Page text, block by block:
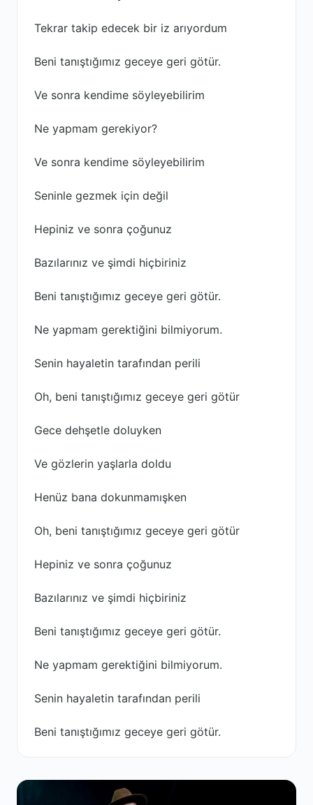
Tekrar takip edecek bir iz arıyordum
Beni tanıştığımız geceye geri götür.
Ve sonra kendime söyleyebilirim
Ne yapmam gerekiyor?
Ve sonra kendime söyleyebilirim
Seninle gezmek için değil
Hepiniz ve sonra çoğunuz
Bazılarınız ve şimdi hiçbiriniz
Beni tanıştığımız geceye geri götür.
Ne yapmam gerektiğini bilmiyorum.
Senin hayaletin tarafından perili
Oh, beni tanıştığımız geceye geri götür
Gece dehşetle doluyken
Ve gözlerin yaşlarla doldu
Henüz bana dokunmamışken
Oh, beni tanıştığımız geceye geri götür
Hepiniz ve sonra çoğunuz
Bazılarınız ve şimdi hiçbiriniz
Beni tanıştığımız geceye geri götür.
Ne yapmam gerektiğini bilmiyorum.
Senin hayaletin tarafından perili
Beni tanıştığımız geceye geri götür.